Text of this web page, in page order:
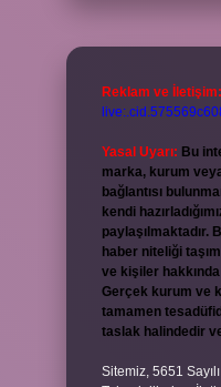
Reklam ve İletişim:
Yasal Uyarı: Bu
marka, kurum
bağlantısı
kendi
paylaşılmaktadır.
haber niteliği
ve kişiler
Gerçek kurum ve
tamamen
taslak halindedir
Sitemiz, 5651